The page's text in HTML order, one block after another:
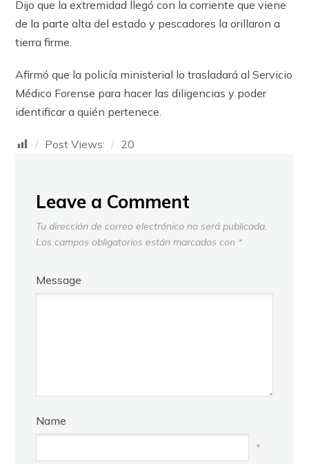
Dijo que la extremidad llegó con la corriente que viene
de la parte alta del estado y pescadores la orillaron a
tierra firme.
Afirmó que la policía ministerial lo trasladará al Servicio
Médico Forense para hacer las diligencias y poder
identificar a quién pertenece.
Post Views: 20
Leave a Comment
Tu dirección de correo electrónico no será publicada.
Los campos obligatorios están marcados con *
Message
Name
*